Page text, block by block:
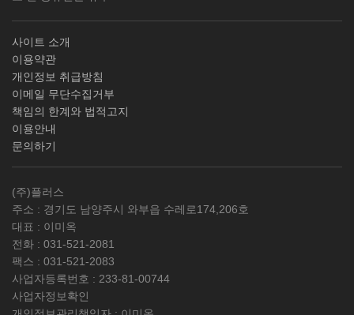
사이트 소개
이용약관
개인정보 취급방침
이메일 무단수집거부
책임의 한계와 법적고지
이용안내
문의하기
(주)플러스
주소 : 경기도 남양주시 와부읍 수레로174,206호
대표 : 이미옥
전화 : 031-521-2081
팩스 : 031-521-2083
사업자등록번호 : 233-81-00744
사업자정보확인